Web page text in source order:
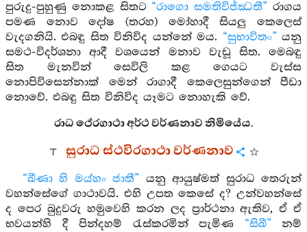
පුරුදු-පුහුණු නොකළ සිතට “රාගො සමතිවිජ්ඣතී” රාගය
පමණ නොව දෝෂ (තරහ) මෝහාදී සියලු කෙලෙස්
වැදගනියි. එබඳු සිත විනිවිද යන්නේ මය. “සුභාවිතං” යනු
සමථ-විදර්ශනා ආදී වශයෙන් මනාව වැඩූ සිත. මෙබඳු
සිත මැනවින් සෙවිලි කළ ගෙයට වැස්ස
නොපිවිසෙන්නාක් මෙන් රාගාදී කෙලෙසුන්ගෙන් පීඩා
නොවේ. එබඳු සිත විනිවිද යෑමට නොහැකි වේ.
රාධ ථේරගාථා අර්ථ වර්ණනාව නිමියේය.
සුරාධ ස්ථවිරගාථා වර්ණනාව
“ඛීණා හි මය්හං ජාතී” යනු ආයුෂ්මත් සුරාධ තෙරුන්
වහන්සේගේ ගාථාවයි. එහි උපත කෙසේ ද? උන්වහන්සේ
ද පෙර බුදුවරු හමුවෙහි කරන ලද ප්‍රාර්ථනා ඇතිව, ඒ ඒ
භවයන්හි දී පින්දහම් රැස්කරමින් පැමිණ “සිඛී” නම්